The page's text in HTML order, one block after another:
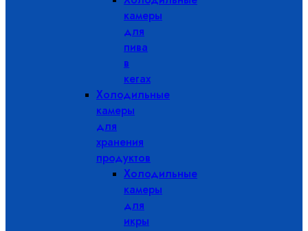
камеры
для
пива
в
кегах
Холодильные
камеры
для
хранения
продуктов
Холодильные
камеры
для
икры